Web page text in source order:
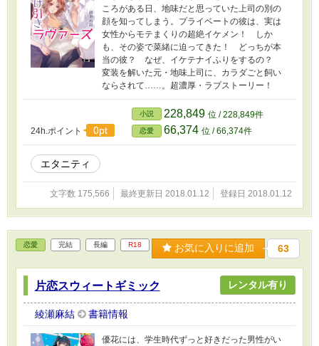
ころがある日、地味だと思っていた上司の別の
顔を知ってしまう。プライベートの彼は、実は
女性からモテまくりの超絶イケメン！ しか
も、その姿で菜緒に迫ってきた！ どっちが本
当の彼？ なぜ、イケテナイふりをするの？
変装を解いた元・地味上司に、カラダごと飼い
ならされて……。超濃厚・ラブストーリー！
24h.ポイント 0pt
小説 228,849 位 / 228,849件
恋愛 66,374 位 / 66,374件
エタニティ
文字数 175,566 最終更新日 2018.01.12 登録日 2018.01.12
恋愛 完結 長編 R18 お気に入りに追加 63
片恋スウィートギミック レンタル有り
綾瀬麻結 書籍情報
優花には、学生時代ずっと好きだった男性がい